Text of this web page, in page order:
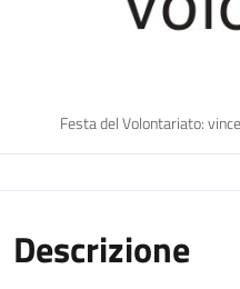
Festa del Volontariato:
Descrizione